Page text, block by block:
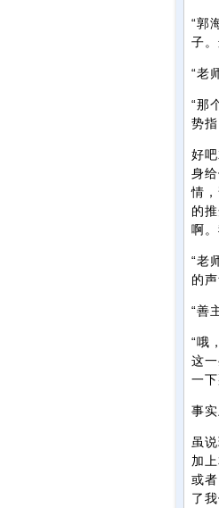
“郭
子
“老
“那
势指
好
身
情
的
啊
“老
的
“善
“哦
这
一
事
虽
加
或
了